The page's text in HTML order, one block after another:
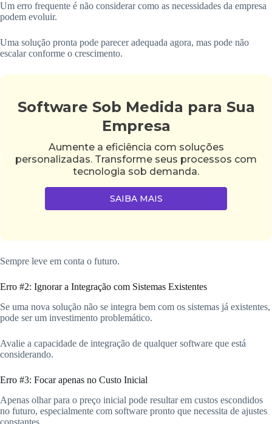
Um erro frequente é não considerar como as necessidades da empresa
podem evoluir.
Uma solução pronta pode parecer adequada agora, mas pode não
escalar conforme o crescimento.
Software Sob Medida para Sua
Empresa
Aumente a eficiência com soluções
personalizadas. Transforme seus processos com
tecnologia sob demanda.
SAIBA MAIS
Sempre leve em conta o futuro.
Erro #2: Ignorar a Integração com Sistemas Existentes
Se uma nova solução não se integra bem com os sistemas já existentes,
pode ser um investimento problemático.
Avalie a capacidade de integração de qualquer software que está
considerando.
Erro #3: Focar apenas no Custo Inicial
Apenas olhar para o preço inicial pode resultar em custos escondidos
no futuro, especialmente com software pronto que necessita de ajustes
constantes.